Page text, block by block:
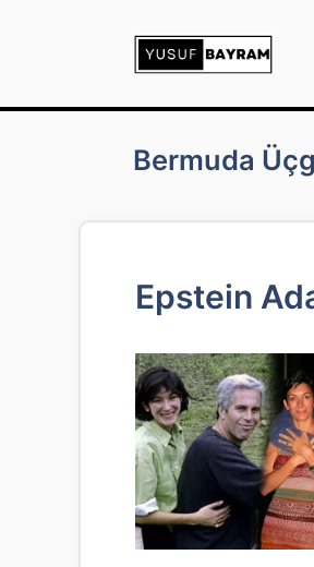
Bermuda
Epstein